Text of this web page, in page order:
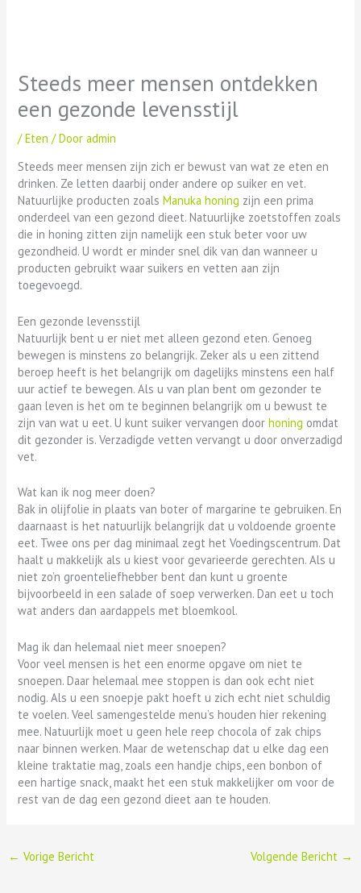
Steeds meer mensen ontdekken
een gezonde levensstijl
/Eten / Dooradmin
Steeds meer mensen zijn zich er bewust van wat ze eten en
drinken. Ze letten daarbij onder andere op suiker en vet.
Natuurlijke producten zoalsManuka honing zijn een prima
onderdeel van een gezond dieet. Natuurlijke zoetstoffen zoals
die in honing zitten zijn namelijk een stuk beter voor uw
gezondheid. U wordt er minder snel dik van dan wanneer u
producten gebruikt waar suikers en vetten aan zijn
toegevoegd.
Een gezonde levensstijl
Natuurlijk bent u er niet met alleen gezond eten. Genoeg
bewegen is minstens zo belangrijk. Zeker als u een zittend
beroep heeft is het belangrijk om dagelijks minstens een half
uur actief te bewegen. Als u van plan bent om gezonder te
gaan leven is het om te beginnen belangrijk om u bewust te
zijn van wat u eet. U kunt suiker vervangen doorhoning omdat
dit gezonder is. Verzadigde vetten vervangt u door onverzadigd
vet.
Wat kan ik nog meer doen?
Bak in olijfolie in plaats van boter of margarine te gebruiken. En
daarnaast is het natuurlijk belangrijk dat u voldoende groente
eet. Twee ons per dag minimaal zegt het Voedingscentrum. Dat
haalt u makkelijk als u kiest voor gevarieerde gerechten. Als u
niet zo’n groenteliefhebber bent dan kunt u groente
bijvoorbeeld in een salade of soep verwerken. Dan eet u toch
wat anders dan aardappels met bloemkool.
Mag ik dan helemaal niet meer snoepen?
Voor veel mensen is het een enorme opgave om niet te
snoepen. Daar helemaal mee stoppen is dan ook echt niet
nodig. Als u een snoepje pakt hoeft u zich echt niet schuldig
te voelen. Veel samengestelde menu’s houden hier rekening
mee. Natuurlijk moet u geen hele reep chocola of zak chips
naar binnen werken. Maar de wetenschap dat u elke dag een
kleine traktatie mag, zoals een handje chips, een bonbon of
een hartige snack, maakt het een stuk makkelijker om voor de
rest van de dag een gezond dieet aan te houden.
← Vorige Bericht Volgende Bericht →